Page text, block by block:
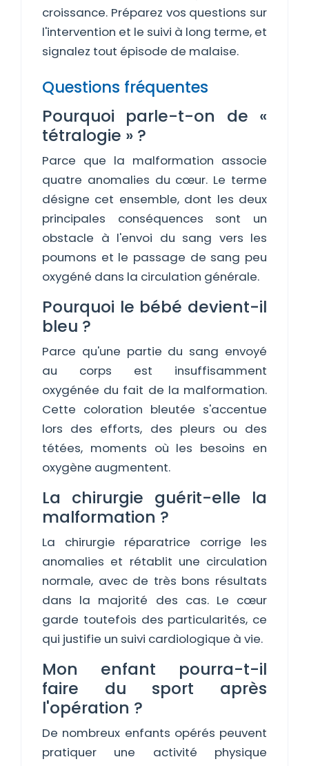
croissance. Préparez vos questions sur
l'intervention et le suivi à long terme, et
signalez tout épisode de malaise.
Questions fréquentes
Pourquoi parle-t-on de «
tétralogie » ?
Parce que la malformation associe
quatre anomalies du cœur. Le terme
désigne cet ensemble, dont les deux
principales conséquences sont un
obstacle à l'envoi du sang vers les
poumons et le passage de sang peu
oxygéné dans la circulation générale.
Pourquoi le bébé devient-il
bleu ?
Parce qu'une partie du sang envoyé
au corps est insuffisamment
oxygénée du fait de la malformation.
Cette coloration bleutée s'accentue
lors des efforts, des pleurs ou des
tétées, moments où les besoins en
oxygène augmentent.
La chirurgie guérit-elle la
malformation ?
La chirurgie réparatrice corrige les
anomalies et rétablit une circulation
normale, avec de très bons résultats
dans la majorité des cas. Le cœur
garde toutefois des particularités, ce
qui justifie un suivi cardiologique à vie.
Mon enfant pourra-t-il
faire du sport après
l'opération ?
De nombreux enfants opérés peuvent
pratiquer une activité physique